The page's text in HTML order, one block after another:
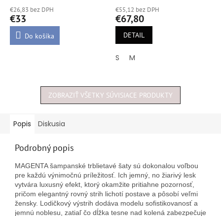
produktu
je
5,0
€26,83 bez DPH
€33
Do košíka
produktu
je
4,9
hviezdičiek.
€55,12 bez DPH
€67,80
DETAIL
S M
ZOBRAZIŤ VŠETKY SÚVISIACE PRODUKTY
Popis Diskusia
Podrobný popis
MAGENTA šampanské trblietavé šaty sú dokonalou voľbou
pre každú výnimočnú príležitosť. Ich jemný, no žiarivý lesk
vytvára luxusný efekt, ktorý okamžite pritiahne pozornosť,
pričom elegantný rovný strih lichotí postave a pôsobí veľmi
žensky. Lodičkový výstrih dodáva modelu sofistikovanosť a
jemnú noblesu, zatiaľ čo dĺžka tesne nad kolená zabezpečuje